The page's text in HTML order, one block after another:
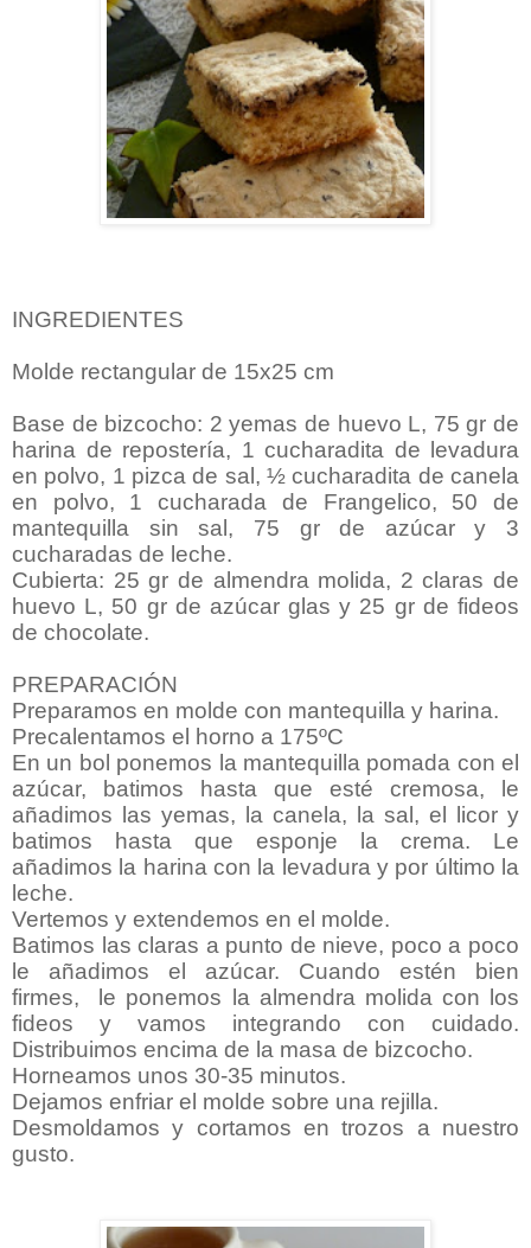
INGREDIENTES
Molde rectangular de 15x25 cm
Base de bizcocho: 2 yemas de huevo L, 75 gr de
harina de repostería, 1 cucharadita de levadura
en polvo, 1 pizca de sal, ½ cucharadita de canela
en polvo, 1 cucharada de Frangelico, 50 de
mantequilla sin sal, 75 gr de azúcar y 3
cucharadas de leche.
Cubierta: 25 gr de almendra molida, 2 claras de
huevo L, 50 gr de azúcar glas y 25 gr de fideos
de chocolate.
PREPARACIÓN
Preparamos en molde con mantequilla y harina.
Precalentamos el horno a 175ºC
En un bol ponemos la mantequilla pomada con el
azúcar, batimos hasta que esté cremosa, le
añadimos las yemas, la canela, la sal, el licor y
batimos hasta que esponje la crema. Le
añadimos la harina con la levadura y por último la
leche.
Vertemos y extendemos en el molde.
Batimos las claras a punto de nieve, poco a poco
le añadimos el azúcar. Cuando estén bien
firmes, le ponemos la almendra molida con los
fideos y vamos integrando con cuidado.
Distribuimos encima de la masa de bizcocho.
Horneamos unos 30-35 minutos.
Dejamos enfriar el molde sobre una rejilla.
Desmoldamos y cortamos en trozos a nuestro
gusto.